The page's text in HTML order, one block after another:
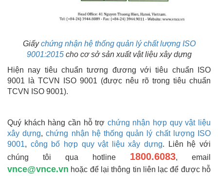
Giấychứng nhận hệ thống quản lý chất lượng ISO
9001:2015cho cơ sở sản xuất vật liệu xây dựng
Hiện nay tiêu chuẩn tương đương với tiêu chuẩn ISO
9001 là TCVN ISO 9001 (được nêu rõ trong tiêu chuẩn
TCVN ISO 9001).
Quý khách hàng cần hỗ trợ chứng nhận hợp quy vật liệu
xây dựng,chứng nhận hệ thống quản lý chất lượng ISO
9001, công bố hợp quy vật liệu xây dựng. Liên hệ với
chúng tôi qua hotline 1800.6083, email
vnce@vnce.vn hoặc để lại thông tin liên lạc để được hỗ